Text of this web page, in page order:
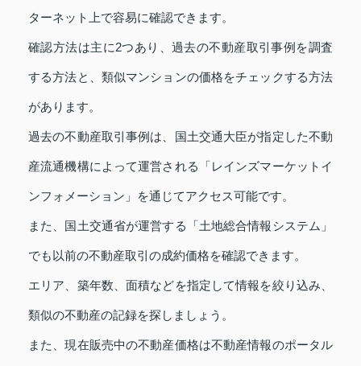
ターネット上で容易に確認できます。
確認方法は主に2つあり、過去の不動産取引事例を調査
する方法と、類似マンションの価格をチェックする方法
があります。
過去の不動産取引事例は、国土交通大臣が指定した不動
産流通機構によって運営される「レインズマーケットイ
ンフォメーション」を通じてアクセス可能です。
また、国土交通省が運営する「土地総合情報システム」
でも以前の不動産取引の成約価格を確認できます。
エリア、築年数、面積などを指定して情報を絞り込み、
類似の不動産の記録を探しましょう。
また、現在販売中の不動産価格は不動産情報のポータル